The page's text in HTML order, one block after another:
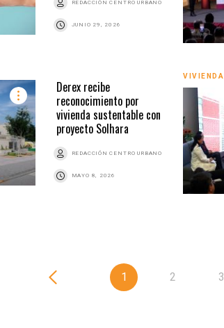
REDACCIÓN CENTRO URBANO
JUNIO 29, 2026
Derex recibe
reconocimiento por
vivienda sustentable con
proyecto Solhara
REDACCIÓN CENTRO URBANO
MAYO 8, 2026
VIVIENDA
1 2 3